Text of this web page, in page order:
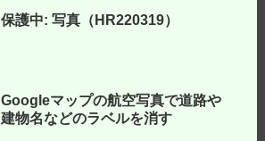
保護中: 写真（HR220319）
Googleマップの航空写真で道路や
建物名などのラベルを消す